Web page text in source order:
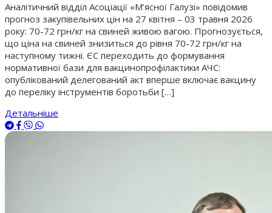
Аналітичний відділ Асоціації «М’ясної Галузі» повідомив
прогноз закупівельних цін на 27 квітня – 03 травня 2026
року: 70-72 грн/кг на свиней живою вагою. Прогнозується,
що ціна на свиней знизиться до рівня 70-72 грн/кг на
наступному тижні. ЄС переходить до формування
нормативної бази для вакцинопрофілактики АЧС:
опублікований делегований акт вперше включає вакцину
до переліку інструментів боротьби […]
Детальніше